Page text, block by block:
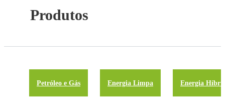
Produtos
Petróleo e Gás Energia Limpa Energia